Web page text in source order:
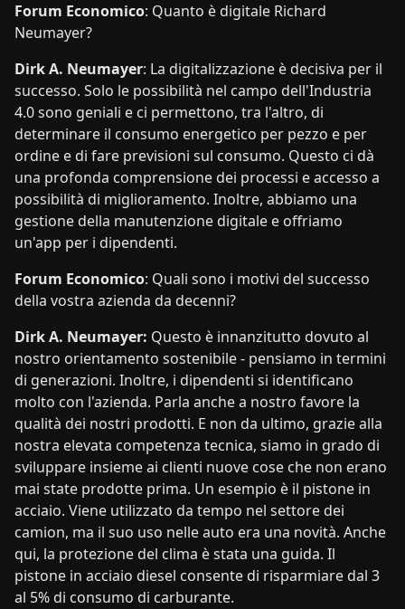
Forum Economico: Quanto è digitale Richard
Neumayer?
Dirk A. Neumayer: La digitalizzazione è decisiva per il
successo. Solo le possibilità nel campo dell'Industria
4.0 sono geniali e ci permettono, tra l'altro, di
determinare il consumo energetico per pezzo e per
ordine e di fare previsioni sul consumo. Questo ci dà
una profonda comprensione dei processi e accesso a
possibilità di miglioramento. Inoltre, abbiamo una
gestione della manutenzione digitale e offriamo
un'app per i dipendenti.
Forum Economico: Quali sono i motivi del successo
della vostra azienda da decenni?
Dirk A. Neumayer: Questo è innanzitutto dovuto al
nostro orientamento sostenibile - pensiamo in termini
di generazioni. Inoltre, i dipendenti si identificano
molto con l'azienda. Parla anche a nostro favore la
qualità dei nostri prodotti. E non da ultimo, grazie alla
nostra elevata competenza tecnica, siamo in grado di
sviluppare insieme ai clienti nuove cose che non erano
mai state prodotte prima. Un esempio è il pistone in
acciaio. Viene utilizzato da tempo nel settore dei
camion, ma il suo uso nelle auto era una novità. Anche
qui, la protezione del clima è stata una guida. Il
pistone in acciaio diesel consente di risparmiare dal 3
al 5% di consumo di carburante.